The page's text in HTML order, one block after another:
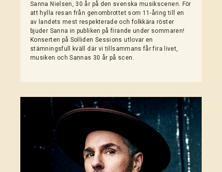
Sanna Nielsen, 30 år på den svenska musikscenen. För
att hylla resan från genombrottet som 11-åring till en
av landets mest respekterade och folkkära röster
bjuder Sanna in publiken på firande under sommaren!
Konserten på Solliden Sessions utlovar en
stämningsfull kväll där vi tillsammans får fira livet,
musiken och Sannas 30 år på scen.